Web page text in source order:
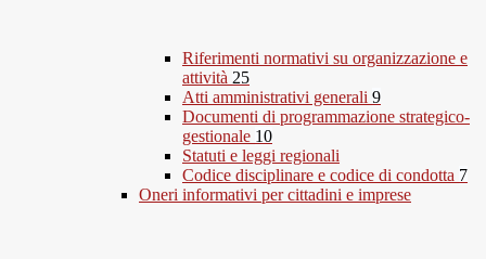
Riferimenti normativi su organizzazione e
attività 25
Atti amministrativi generali 9
Documenti di programmazione strategico-
gestionale 10
Statuti e leggi regionali
Codice disciplinare e codice di condotta 7
Oneri informativi per cittadini e imprese